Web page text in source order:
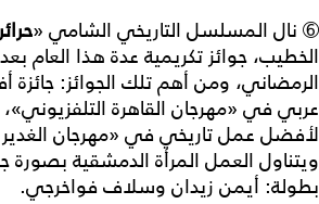
➅ نال المسلسل التاريخي الشامي «
الخطيب، جوائز تكريمية عدة هذا
الرمضاني، ومن أهم تلك الجوائز:
عربي في «مهرجان القاهرة التلفزيوني»،
لأفضل عمل تاريخي في «مهرجان
ويتناول العمل المرأة الدمشقية
بطولة: أيمن زيدان وسلاف فواخرجي.